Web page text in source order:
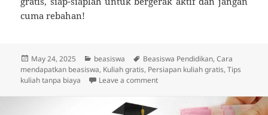
cuma rebahan!
Posted
on
May 24, 2025 Categories
beasiswa Tags
Beasiswa Pendidikan,Cara
mendapatkan beasiswa, Kuliah gratis, Persiapan kuliah gratis,Tips
kuliah tanpa biaya
Leave a commenton Cara Mudah Mendapatkan